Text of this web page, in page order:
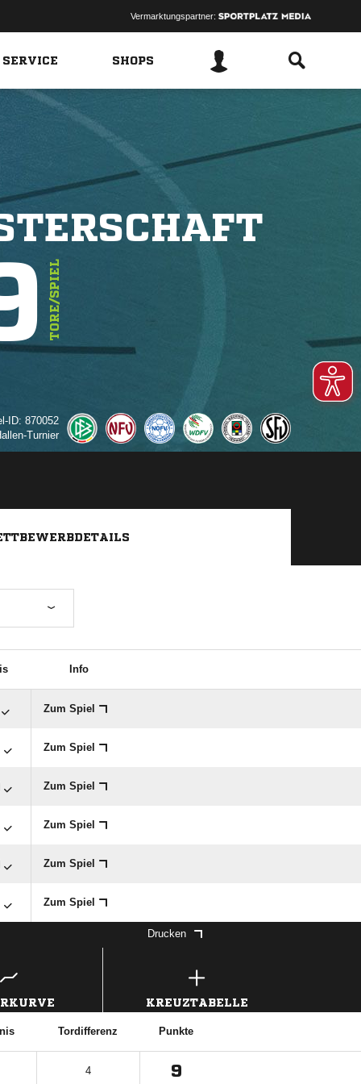
Vermarktungspartner:
SHOPS
TORE/SPIEL
ID: 870052
Turnier
Info
Zum Spiel
Zum Spiel
Zum Spiel
Zum Spiel
Zum Spiel
Zum Spiel
Drucken
KREUZTABELLE
Tordifferenz Punkte
4 9